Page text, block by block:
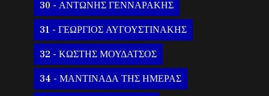
30 - ΑΝΤΩΝΗΣ ΓΕΝΝΑΡΑΚΗΣ
31 - ΓΕΩΡΓΙΟΣ ΑΥΓΟΥΣΤΙΝΑΚΗΣ
32 - ΚΩΣΤΗΣ ΜΟΥΔΑΤΣΟΣ
34 - ΜΑΝΤΙΝΑΔΑ ΤΗΣ ΗΜΕΡΑΣ